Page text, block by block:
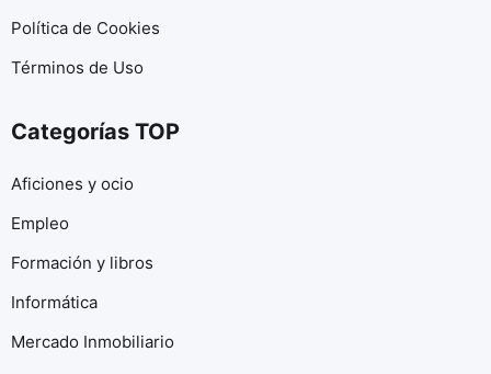
Política de Cookies
Términos de Uso
Categorías TOP
Aficiones y ocio
Empleo
Formación y libros
Informática
Mercado Inmobiliario